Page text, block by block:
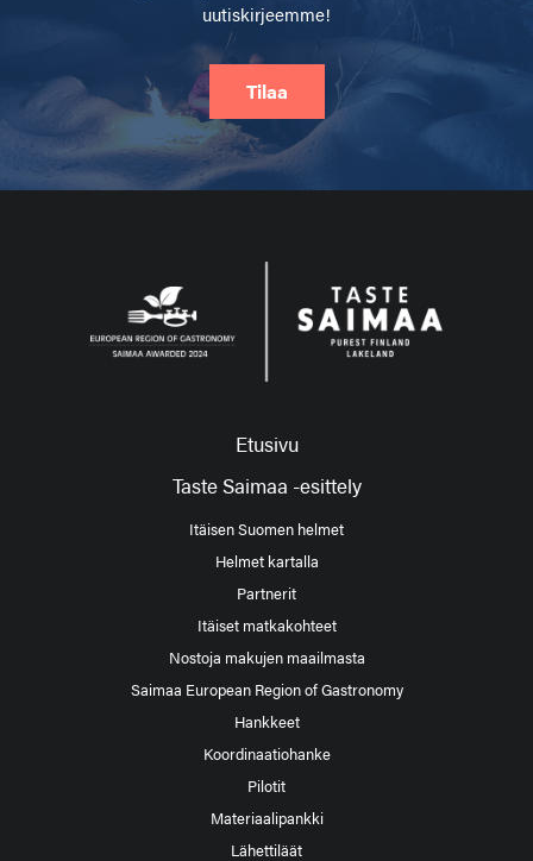
uutiskirjeemme!
Tilaa
Etusivu
Taste Saimaa -esittely
Itäisen Suomen helmet
Helmet kartalla
Partnerit
Itäiset matkakohteet
Nostoja makujen maailmasta
Saimaa European Region of Gastronomy
Hankkeet
Koordinaatiohanke
Pilotit
Materiaalipankki
Lähettiläät